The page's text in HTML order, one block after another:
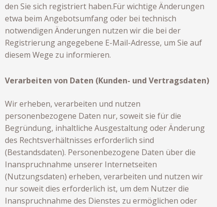
den Sie sich registriert haben.Für wichtige Änderungen
etwa beim Angebotsumfang oder bei technisch
notwendigen Änderungen nutzen wir die bei der
Registrierung angegebene E-Mail-Adresse, um Sie auf
diesem Wege zu informieren.
Verarbeiten von Daten (Kunden- und Vertragsdaten)
Wir erheben, verarbeiten und nutzen
personenbezogene Daten nur, soweit sie für die
Begründung, inhaltliche Ausgestaltung oder Änderung
des Rechtsverhältnisses erforderlich sind
(Bestandsdaten). Personenbezogene Daten über die
Inanspruchnahme unserer Internetseiten
(Nutzungsdaten) erheben, verarbeiten und nutzen wir
nur soweit dies erforderlich ist, um dem Nutzer die
Inanspruchnahme des Dienstes zu ermöglichen oder